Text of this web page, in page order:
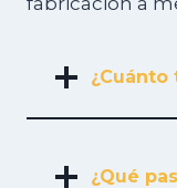
¿Cuánto
¿Qué